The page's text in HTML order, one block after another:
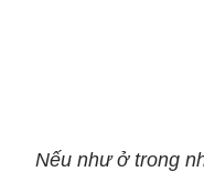
Nếu như ở trong